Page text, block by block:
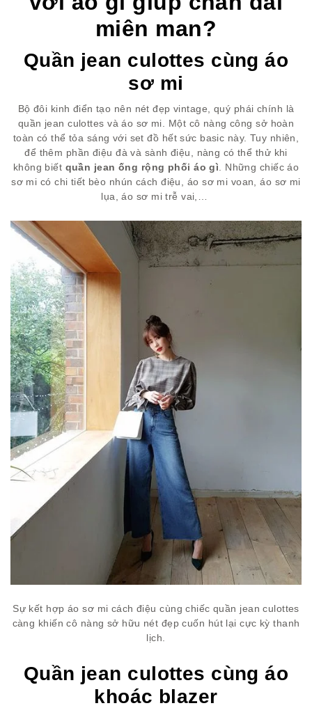
miên man?
Quần jean culottes cùng áo
sơ mi
Bộ đôi kinh điển tạo nên nét đẹp vintage, quý phái chính là
quần jean culottes và áo sơ mi. Một cô nàng công sở hoàn
toàn có thể tỏa sáng với set đồ hết sức basic này. Tuy nhiên,
để thêm phần điệu đà và sành điệu, nàng có thể thử khi
không biết quần jean ống rộng phối áo gì . Những chiếc áo
sơ mi có chi tiết bèo nhún cách điệu, áo sơ mi voan, áo sơ mi
lụa, áo sơ mi trễ vai,…
Sự kết hợp áo sơ mi cách điệu cùng chiếc quần jean culottes
càng khiến cô nàng sở hữu nét đẹp cuốn hút lại cực kỳ thanh
lịch.
Quần jean culottes cùng áo
khoác blazer